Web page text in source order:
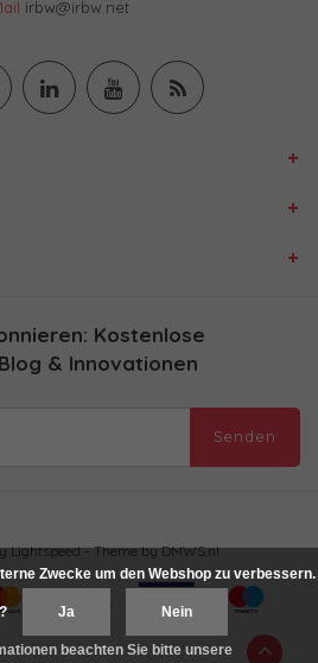
irbw@irbw.net
Kostenlose
& Innovationen
Senden
Lightspeed- Theme byDMWS.nl
Zwecke um den Webshop zu verbessern.
Ja Nein
beachten Sie bitte unsere